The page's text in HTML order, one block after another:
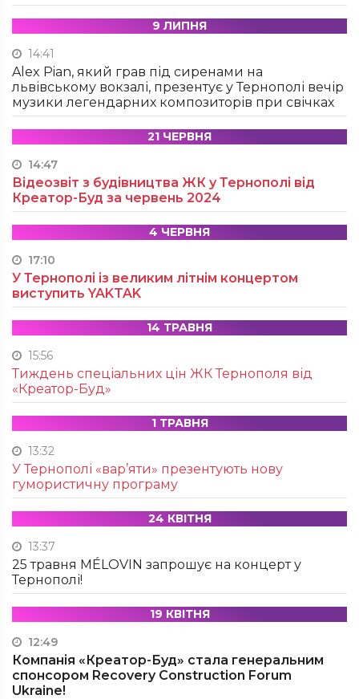
9 ЛИПНЯ
14:41
Alex Pian, який грав під сиренами на
львівському вокзалі, презентує у Тернополі вечір
музики легендарних композиторів при свічках
21 ЧЕРВНЯ
14:47
Відеозвіт з будівництва ЖК у Тернополі від
Креатор-Буд за червень 2024
4 ЧЕРВНЯ
17:10
У Тернополі із великим літнім концертом
виступить YAKTAK
14 ТРАВНЯ
15:56
Тиждень спеціальних цін ЖК Тернополя від
«Креатор-Буд»
1 ТРАВНЯ
13:32
У Тернополі «вар’яти» презентують нову
гумористичну програму
24 КВІТНЯ
13:37
25 травня MÉLOVIN запрошує на концерт у
Тернополі!
19 КВІТНЯ
12:49
Компанія «Креатор-Буд» стала генеральним
спонсором Recovery Construction Forum
Ukraine!